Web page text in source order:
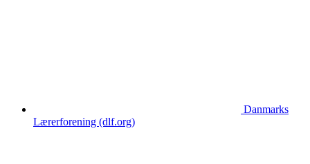
Danmarks
Lærerforening (dlf.org)